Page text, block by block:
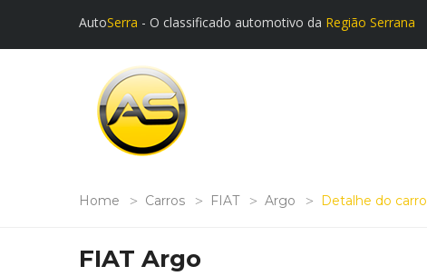
AutoSerra - O classificado automotivo da Região Serrana
Home Carros FIAT Argo Detalhe do carro
FIAT Argo